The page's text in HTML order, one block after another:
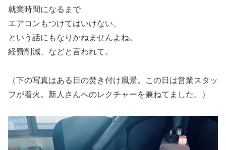
就業時間になるまで
エアコンもつけてはいけない、
という話にもなりかねませんよね。
経費削減、などと言われて。
（下の写真はある日の焚き付け風景。この日は営業スタッ
フが着火。新人さんへのレクチャーを兼ねてました。）